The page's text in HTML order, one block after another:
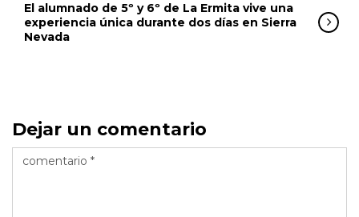
El alumnado de 5º y 6º de La Ermita vive una
experiencia única durante dos días en Sierra
Nevada
Dejar un comentario